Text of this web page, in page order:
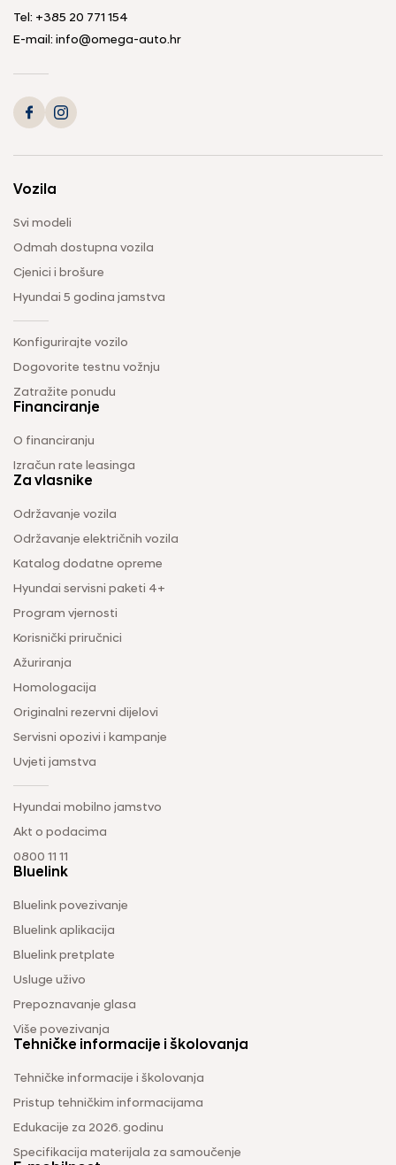
Tel: +385 20 771 154
E-mail: info@omega-auto.hr
Vozila
Svi modeli
Odmah dostupna vozila
Cjenici i brošure
Hyundai 5 godina jamstva
Konfigurirajte vozilo
Dogovorite testnu vožnju
Zatražite ponudu
Financiranje
O financiranju
Izračun rate leasinga
Za vlasnike
Održavanje vozila
Održavanje električnih vozila
Katalog dodatne opreme
Hyundai servisni paketi 4+
Program vjernosti
Korisnički priručnici
Ažuriranja
Homologacija
Originalni rezervni dijelovi
Servisni opozivi i kampanje
Uvjeti jamstva
Hyundai mobilno jamstvo
Akt o podacima
0800 11 11
Bluelink
Bluelink povezivanje
Bluelink aplikacija
Bluelink pretplate
Usluge uživo
Prepoznavanje glasa
Više povezivanja
Tehničke informacije i školovanja
Tehničke informacije i školovanja
Pristup tehničkim informacijama
Edukacije za 2026. godinu
Specifikacija materijala za samoučenje